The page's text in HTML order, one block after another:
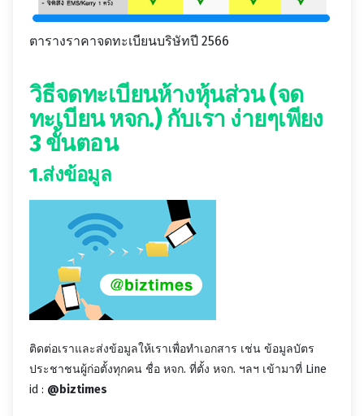
ตารางราคาจดทะเบียนบริษัทปี 2566
วิธีจดทะเบียนห้างหุ้นส่วน (จด
ทะเบียน หจก.) กับเรา ง่ายๆเพียง
3 ขั้นตอน
1.ส่งข้อมูล
ติดต่อเราและส่งข้อมูลให้เราเพื่อทำเอกสาร เช่น ข้อมูลบัตร
ประชาชนผู้ก่อตั้งทุกคน ชื่อ หจก. ที่ตั้ง หจก. ฯลฯ เข้ามาที่ Line
id : @biztimes